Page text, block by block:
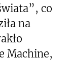
co
na
Machine,